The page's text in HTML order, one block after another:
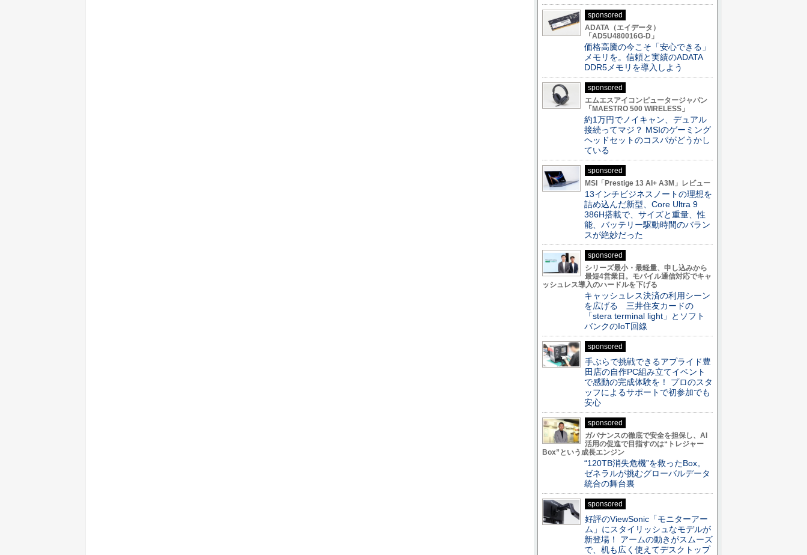
sponsored
ADATA（エイデータ）
「AD5U480016G-D」
価格高騰の今こそ「安心できる」
メモリを。信頼と実績のADATA
DDR5メモリを導入しよう
sponsored
エムエスアイコンピュータージャパン
「MAESTRO 500 WIRELESS」
約1万円でノイキャン、デュアル
接続ってマジ？ MSIのゲーミング
ヘッドセットのコスパがどうかし
ている
sponsored
MSI「Prestige 13 AI+ A3M」レビュー
13インチビジネスノートの理想を
詰め込んだ新型、Core Ultra 9
386H搭載で、サイズと重量、性
能、バッテリー駆動時間のバラン
スが絶妙だった
sponsored
シリーズ最小・最軽量、申し込みから
最短4営業日。モバイル通信対応でキャ
ッシュレス導入のハードルを下げる
キャッシュレス決済の利用シーン
を広げる 三井住友カードの
「stera terminal light」とソフト
バンクのIoT回線
sponsored
手ぶらで挑戦できるアプライド豊
田店の自作PC組み立てイベント
で感動の完成体験を！ プロのスタ
ッフによるサポートで初参加でも
安心
sponsored
ガバナンスの徹底で安全を担保し、AI
活用の促進で目指すのは“トレジャー
Box”という成長エンジン
“120TB消失危機”を救ったBox。
ゼネラルが挑むグローバルデータ
統合の舞台裏
sponsored
好評のViewSonic「モニターアー
ム」にスタイリッシュなモデルが
新登場！ アームの動きがスムーズ
で、机も広く使えてデスクトップ